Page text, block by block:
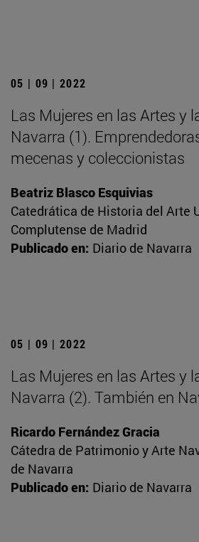
05 | 09 | 2022
Las Mujeres en las Artes y
Navarra (1).
mecenas y coleccionistas
Beatriz Blasco Esquivias
Catedrática de Historia del Arte
Complutense de Madrid
Publicado en: Diario de Navarra
05 | 09 | 2022
Las Mujeres en las Artes y
Navarra (2). También en
Ricardo Fernández Gracia
Cátedra de Patrimonio y Arte
de Navarra
Publicado en: Diario de Navarra